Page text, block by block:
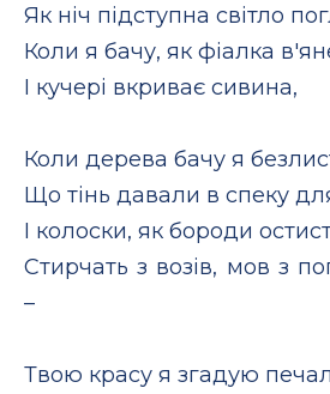
Як ніч підступна світло
Коли я бачу, як фіалка
І кучері вкриває сивина,
Коли дерева бачу я
Що тінь давали в спеку
І колоски, як бороди
Стирчать з возів, мов з
–
Твою красу я згадую